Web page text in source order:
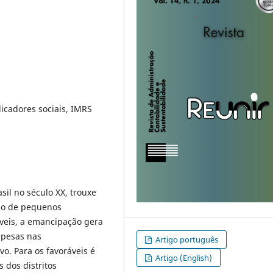
sociais, IMRS
no século XX, trouxe
de pequenos
a emancipação gera
nas
Para os favoráveis é
dos distritos
Artigo português
Artigo (English)